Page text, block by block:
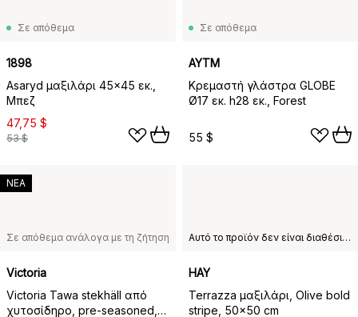
Σε απόθεμα
1898
Asaryd μαξιλάρι 45x45 εκ.,
Μπεζ
47,75 $
53 $
Σε απόθεμα
AYTM
Κρεμαστή γλάστρα GLOBE
Ø17 εκ. h28 εκ., Forest
55 $
Σε απόθεμα ανάλογα με τη ζήτηση
Victoria
Victoria Tawa stekhäll από
χυτοσίδηρο, pre-seasoned,
ΝΕΑ
Αυτό το προϊόν δεν είναι διαθέσιμο στη χώρα παράδοσης που έχετε επιλέξει.
HAY
Terrazza μαξιλάρι, Olive bold
stripe, 50x50 cm